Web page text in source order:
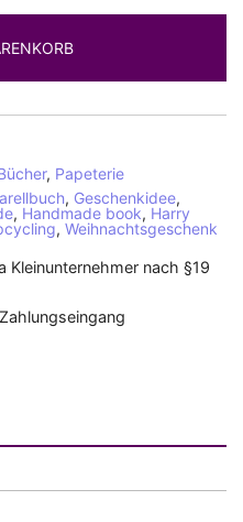
, Papeterie
, Geschenkidee,
, Handmade book, Harry
, Weihnachtsgeschenk
Kleinunternehmer nach §19